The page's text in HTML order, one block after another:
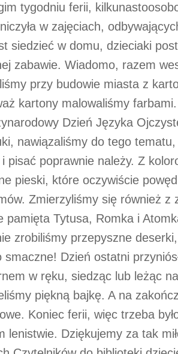
tygodniu ferii,
w zajęciach,
siedzieć w domu, dzieciaki
zabawie. Wiadomo, razem
przy budowie miasta z
kartony malowaliśmy
Dzień Języka
nawiązaliśmy do tego
pisać poprawnie należy. Z
pieski, które oczywiście
Zmierzyliśmy się również z
pamięta Tytusa, Romka i
zrobiliśmy przepyszne
smaczne! Dzień ostatni
w ręku, siedząc lub leżąc
piękną bajkę. A na
Koniec ferii, więc trzeba
lenistwie. Dziękujemy za tak